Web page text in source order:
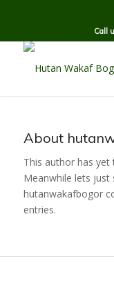
Call
About
This author has
Meanwhile lets just
hutanwakafbogor
entries.